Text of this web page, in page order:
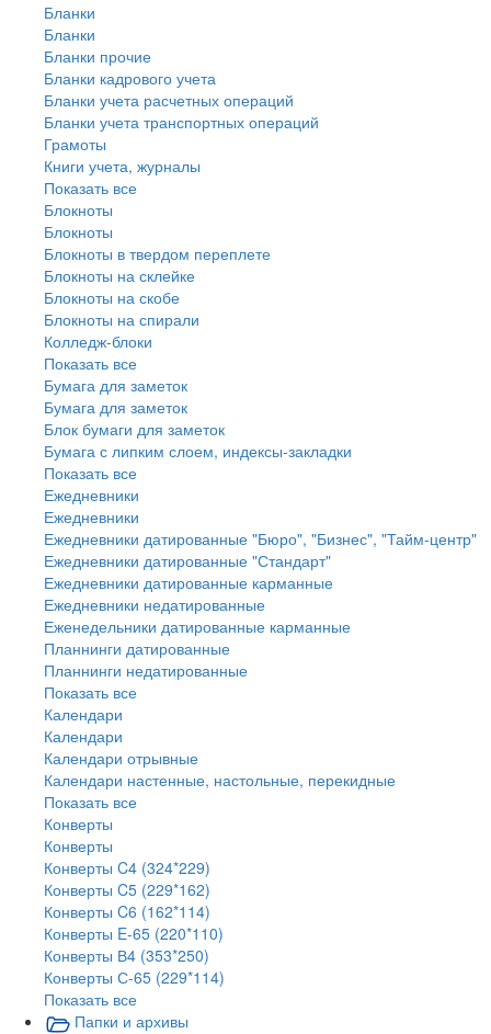
Бланки
Бланки
Бланки прочие
Бланки кадрового учета
Бланки учета расчетных операций
Бланки учета транспортных операций
Грамоты
Книги учета, журналы
Показать все
Блокноты
Блокноты
Блокноты в твердом переплете
Блокноты на склейке
Блокноты на скобе
Блокноты на спирали
Колледж-блоки
Показать все
Бумага для заметок
Бумага для заметок
Блок бумаги для заметок
Бумага с липким слоем, индексы-закладки
Показать все
Ежедневники
Ежедневники
Ежедневники датированные "Бюро", "Бизнес", "Тайм-центр"
Ежедневники датированные "Стандарт"
Ежедневники датированные карманные
Ежедневники недатированные
Еженедельники датированные карманные
Планнинги датированные
Планнинги недатированные
Показать все
Календари
Календари
Календари отрывные
Календари настенные, настольные, перекидные
Показать все
Конверты
Конверты
Конверты C4 (324*229)
Конверты C5 (229*162)
Конверты C6 (162*114)
Конверты E-65 (220*110)
Конверты В4 (353*250)
Конверты С-65 (229*114)
Показать все
Папки и архивы